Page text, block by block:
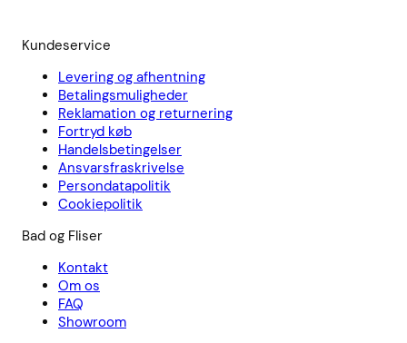
Kundeservice
Levering og afhentning
Betalingsmuligheder
Reklamation og returnering
Fortryd køb
Handelsbetingelser
Ansvarsfraskrivelse
Persondatapolitik
Cookiepolitik
Bad og Fliser
Kontakt
Om os
FAQ
Showroom